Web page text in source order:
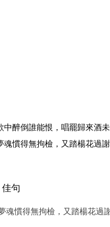
醉倒誰能恨，唱罷歸來酒未
慣得無拘檢，又踏楊花過謝
佳句
魂慣得無拘檢，又踏楊花過謝